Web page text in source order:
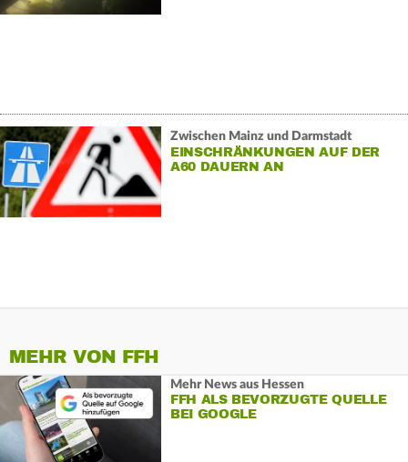
Zwischen Mainz und Darmstadt
EINSCHRÄNKUNGEN AUF DER
A60 DAUERN AN
MEHR VON FFH
Mehr News aus Hessen
FFH ALS BEVORZUGTE QUELLE
BEI GOOGLE